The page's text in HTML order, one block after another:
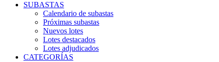
SUBASTAS
Calendario de subastas
Próximas subastas
Nuevos lotes
Lotes destacados
Lotes adjudicados
CATEGORÍAS